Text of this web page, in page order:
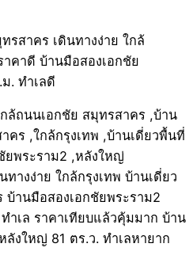
รสาคร เดินทางง่าย ใกล้
คาดี บ้านมือสองเอกชัย
. ทำเลดี
างง่าย ใกล้กรุงเทพ บ้านเดี่ยว
านมือสองเอกชัยพระราม2
ำเล ราคาเทียบแล้วคุ้มมาก บ้าน
งใหญ่ 81 ตร.ว. ทำเลหายาก